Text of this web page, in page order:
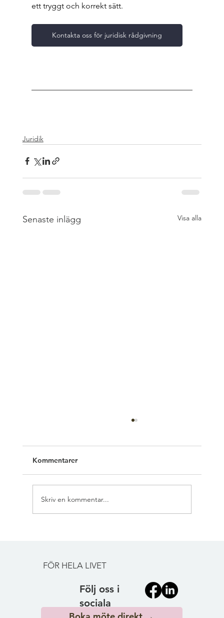
ett tryggt och korrekt sätt.
Kontakta oss för juridisk rådgivning
Juridik
Senaste inlägg Visa alla
JURISTER
Kommentarer
Skriv en kommentar...
Följ oss i
sociala
FÖR HELA LIVET